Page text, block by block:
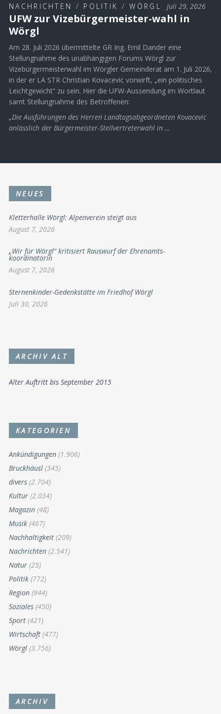
NACHRICHTEN / POLITIK /WÖRGL Juli 29, 2026
UFW zur Vizebürgermeister-wahl in
Wörgl
Am 28. Juli 2026 übermittelte GR Ing. Emil Dander eine
Stellungnahme des unabhängigen Forums Wörgl zur
Vizebürgermeisterwahl im Wörgler Gemeinderat am 1. Juli 2026,
in der er LA STR Christian Kovacevic vorwirft, „ein politisches
Leichtgewicht“ zu sein. Hier die UFW-Aussendung im Wortlaut
samt Stellungnahme des Betroffenen:
„Die Ausführungen des Herren Landtagsabgeordneten Kovacevic
anlässlich der Bürgermeister-Stellvertreterwahl in …
NEUES
Kletterhalle Wörgl: Alpenverein steigt aus
August 7, 2026
„Wir für Wörgl“ kritisiert Rauswurf der Ehrenamts-
koordinatorin
August 7, 2026
Sternenkinder-Gedenkstätte im Friedhof Wörgl
Juli 30, 2026
ARCHIV ALT
Alter Auftritt bis September 2015
KATEGORIEN
Ankündigungen (1.906)
Bruckhäusl (345)
divers (2.704)
Kultur (2.034)
Magazin (48)
Musik (467)
Nachhaltigkeit (209)
Nachrichten (2.541)
Natur (25)
Politik (772)
Region (944)
Soziales (450)
Sport (421)
Wirtschaft (477)
Wörgl (3.756)
ARCHIV